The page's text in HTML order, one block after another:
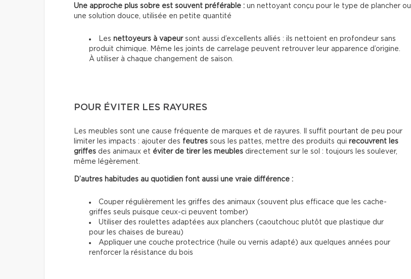
Une approche plus sobre est souvent préférable : un nettoyant conçu pour le type de plancher ou
une solution douce, utilisée en petite quantité
Les nettoyeurs à vapeursont aussi d’excellents alliés : ils nettoient en profondeur sans
produit chimique. Même les joints de carrelage peuvent retrouver leur apparence d’origine.
À utiliser à chaque changement de saison.
POUR ÉVITER LES RAYURES
Les meubles sont une cause fréquente de marques et de rayures. Il suffit pourtant de peu pour
limiter les impacts : ajouter des feutres sous les pattes, mettre des produits qui recouvrent les
griffes des animaux et éviter de tirer les meubles directement sur le sol : toujours les soulever,
même légèrement.
D’autres habitudes au quotidien font aussi une vraie différence :
Couper régulièrement les griffes des animaux (souvent plus efficace que les cache-
griffes seuls puisque ceux-ci peuvent tomber)
Utiliser des roulettes adaptées aux planchers (caoutchouc plutôt que plastique dur
pour les chaises de bureau)
Appliquer une couche protectrice (huile ou vernis adapté) aux quelques années pour
renforcer la résistance du bois